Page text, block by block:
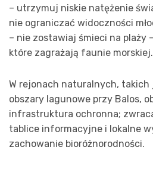
– utrzymuj niskie natężenie
nie ograniczać widoczności
– nie zostawiaj śmieci na plaży
które zagrażają faunie morskiej.
W rejonach naturalnych, takich
obszary lagunowe przy Balos,
infrastruktura ochronna;
tablice informacyjne i lokalne
zachowanie bioróżnorodności.